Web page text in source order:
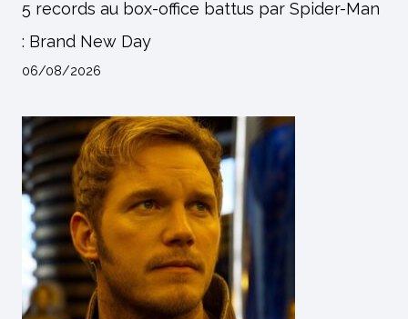
5 records au box-office battus par Spider-Man
: Brand New Day
06/08/2026